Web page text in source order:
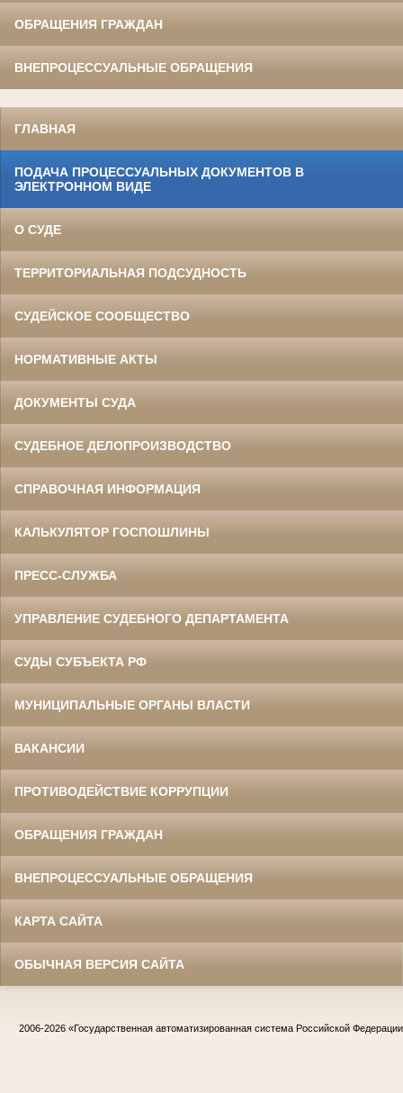
ОБРАЩЕНИЯ ГРАЖДАН
ВНЕПРОЦЕССУАЛЬНЫЕ ОБРАЩЕНИЯ
ГЛАВНАЯ
ПОДАЧА ПРОЦЕССУАЛЬНЫХ ДОКУМЕНТОВ В
ЭЛЕКТРОННОМ ВИДЕ
О СУДЕ
ТЕРРИТОРИАЛЬНАЯ ПОДСУДНОСТЬ
СУДЕЙСКОЕ СООБЩЕСТВО
НОРМАТИВНЫЕ АКТЫ
ДОКУМЕНТЫ СУДА
СУДЕБНОЕ ДЕЛОПРОИЗВОДСТВО
СПРАВОЧНАЯ ИНФОРМАЦИЯ
КАЛЬКУЛЯТОР ГОСПОШЛИНЫ
ПРЕСС-СЛУЖБА
УПРАВЛЕНИЕ СУДЕБНОГО ДЕПАРТАМЕНТА
СУДЫ СУБЪЕКТА РФ
МУНИЦИПАЛЬНЫЕ ОРГАНЫ ВЛАСТИ
ВАКАНСИИ
ПРОТИВОДЕЙСТВИЕ КОРРУПЦИИ
ОБРАЩЕНИЯ ГРАЖДАН
ВНЕПРОЦЕССУАЛЬНЫЕ ОБРАЩЕНИЯ
КАРТА САЙТА
ОБЫЧНАЯ ВЕРСИЯ САЙТА
2006-2026 «Государственная автоматизированная система Российской